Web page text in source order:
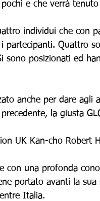
e che verrà
individui che con
partecipanti. Quattro
sono posizionati ed
anche per dare agli
la giusta
UK Kan-cho Robert
con una profonda
portato avanti la sua
Italia.